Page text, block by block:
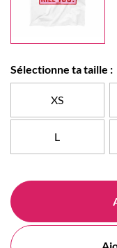
Sélectionne ta taille :
XS
L